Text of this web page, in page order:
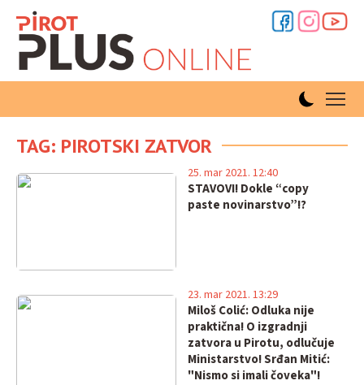
TAG: PIROTSKI ZATVOR
STAVOVI! Dokle “copy
paste novinarstvo”!?
25. mar 2021. 12:40
Miloš Colić: Odluka nije
praktična! O izgradnji
zatvora u Pirotu, odlučuje
Ministarstvo! Srđan Mitić:
"Nismo si imali čoveka"!
23. mar 2021. 13:29